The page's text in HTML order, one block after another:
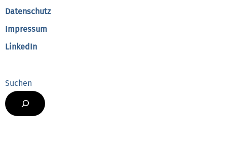
Datenschutz
Impressum
LinkedIn
Suchen